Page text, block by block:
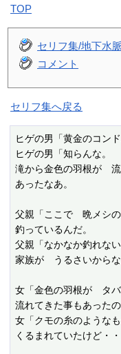
TOP
セリフ集/地下水
コメント
セリフ集へ戻る
ヒゲの男「黄金のコン
ヒゲの男「知らんな。
滝から金色の羽根が　
あったなあ。
父親「ここで　晩メシ
釣っているんだ。
父親「なかなか釣れな
家族が　うるさいから
女「金色の羽根が　タ
流れてきた事もあったの
女「クモの糸のような
くるまれていたけど・・